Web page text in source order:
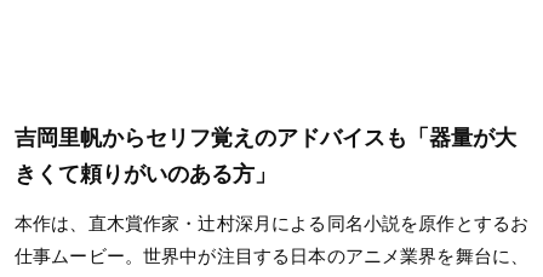
吉岡里帆からセリフ覚えのアドバイスも「器量が大
きくて頼りがいのある方」
本作は、直木賞作家・辻村深月による同名小説を原作とするお
仕事ムービー。世界中が注目する日本のアニメ業界を舞台に、